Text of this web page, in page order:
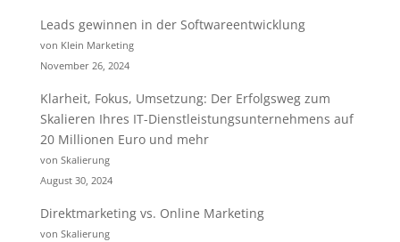
Leads gewinnen in der Softwareentwicklung
von Klein Marketing
November 26, 2024
Klarheit, Fokus, Umsetzung: Der Erfolgsweg zum
Skalieren Ihres IT-Dienstleistungsunternehmens auf
20 Millionen Euro und mehr
von Skalierung
August 30, 2024
Direktmarketing vs. Online Marketing
von Skalierung